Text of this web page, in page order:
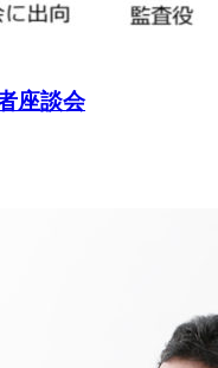
座談会